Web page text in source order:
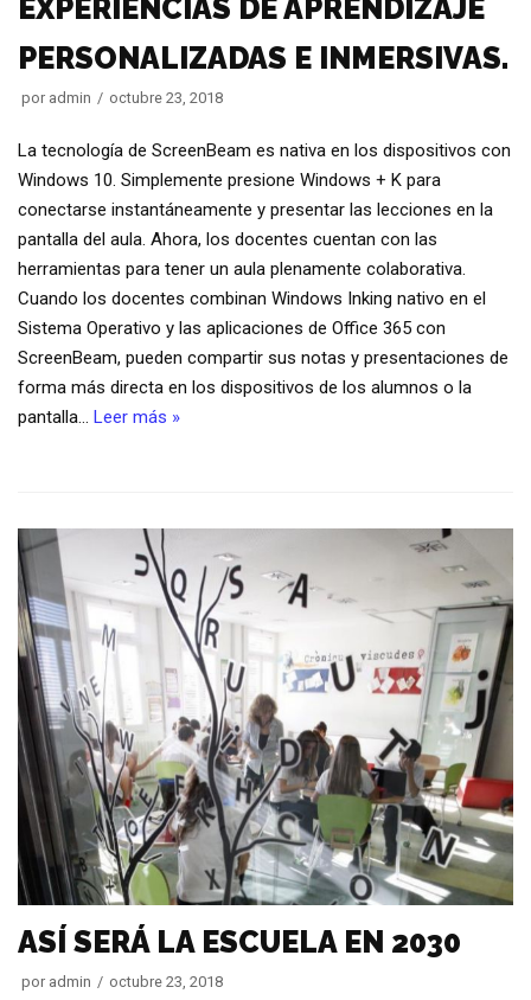
EXPERIENCIAS DE APRENDIZAJE
PERSONALIZADAS E INMERSIVAS.
por admin octubre 23, 2018
La tecnología de ScreenBeam es nativa en los dispositivos con
Windows 10. Simplemente presione Windows + K para
conectarse instantáneamente y presentar las lecciones en la
pantalla del aula. Ahora, los docentes cuentan con las
herramientas para tener un aula plenamente colaborativa.
Cuando los docentes combinan Windows Inking nativo en el
Sistema Operativo y las aplicaciones de Office 365 con
ScreenBeam, pueden compartir sus notas y presentaciones de
forma más directa en los dispositivos de los alumnos o la
pantalla… Leer más »
ASÍ SERÁ LA ESCUELA EN 2030
por admin octubre 23, 2018